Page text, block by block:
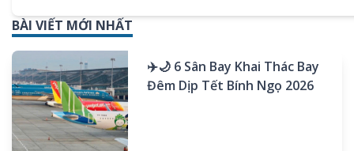
BÀI VIẾT MỚI NHẤT
✈️🌙 6 Sân Bay Khai Thác Bay
Đêm Dịp Tết Bính Ngọ 2026